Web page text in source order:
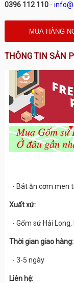
0396 112 110-
THÔNG TIN SẢN
- Bát ăn cơm men
Xuất xứ:
- Gốm sứ Hải
Thời gian giao hàng:
- 3-5 ngày
Liên hệ: